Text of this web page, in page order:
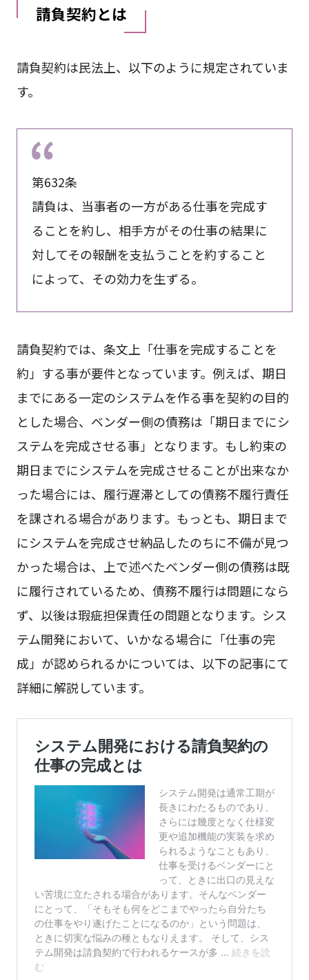
請負契約とは
請負契約は民法上、以下のように規定されていま
す。
第632条
請負は、当事者の一方がある仕事を完成す
ることを約し、相手方がその仕事の結果に
対してその報酬を支払うことを約すること
によって、その効力を生ずる。
請負契約では、条文上「仕事を完成することを
約」する事が要件となっています。例えば、期日
までにある一定のシステムを作る事を契約の目的
とした場合、ベンダー側の債務は「期日までにシ
ステムを完成させる事」となります。もし約束の
期日までにシステムを完成させることが出来なか
った場合には、履行遅滞としての債務不履行責任
を課される場合があります。もっとも、期日まで
にシステムを完成させ納品したのちに不備が見つ
かった場合は、上で述べたベンダー側の債務は既
に履行されているため、債務不履行は問題になら
ず、以後は瑕疵担保責任の問題となります。シス
テム開発において、いかなる場合に「仕事の完
成」が認められるかについては、以下の記事にて
詳細に解説しています。